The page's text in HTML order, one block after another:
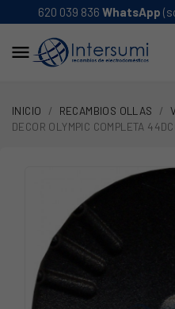
620 039 836 WhatsApp

INICIO RECAMBIOS OLLAS
DECOR OLYMPIC COMPLETA